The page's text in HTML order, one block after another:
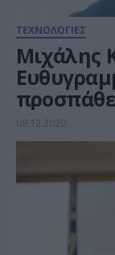
ΤΕΧΝΟΛΟΓΙΕΣ
Μιχάλης
στόχους
08.12.2020